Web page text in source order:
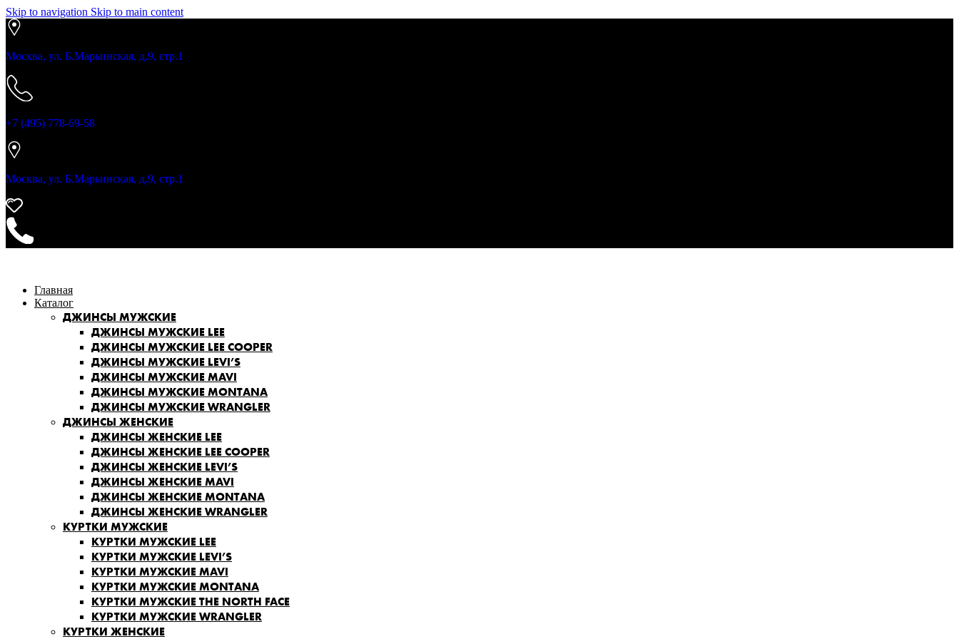
Skip to navigation Skip to main content
Москва, ул. Б.Марьинская, д.9, стр.1
+7 (495) 778-69-58
Москва, ул. Б.Марьинская, д.9, стр.1
Главная
Каталог
ДЖИНСЫ МУЖСКИЕ
ДЖИНСЫ МУЖСКИЕ LEE
ДЖИНСЫ МУЖСКИЕ LEE COOPER
ДЖИНСЫ МУЖСКИЕ LEVI’S
ДЖИНСЫ МУЖСКИЕ MAVI
ДЖИНСЫ МУЖСКИЕ MONTANA
ДЖИНСЫ МУЖСКИЕ WRANGLER
ДЖИНСЫ ЖЕНСКИЕ
ДЖИНСЫ ЖЕНСКИЕ LEE
ДЖИНСЫ ЖЕНСКИЕ LEE COOPER
ДЖИНСЫ ЖЕНСКИЕ LEVI’S
ДЖИНСЫ ЖЕНСКИЕ MAVI
ДЖИНСЫ ЖЕНСКИЕ MONTANA
ДЖИНСЫ ЖЕНСКИЕ WRANGLER
КУРТКИ МУЖСКИЕ
КУРТКИ МУЖСКИЕ LEE
КУРТКИ МУЖСКИЕ LEVI’S
КУРТКИ МУЖСКИЕ MAVI
КУРТКИ МУЖСКИЕ MONTANA
КУРТКИ МУЖСКИЕ THE NORTH FACE
КУРТКИ МУЖСКИЕ WRANGLER
КУРТКИ ЖЕНСКИЕ